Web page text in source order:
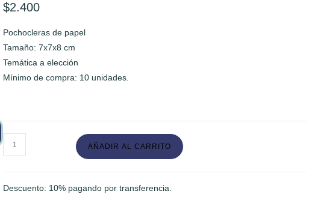
$2.400
Pochocleras de papel
Tamaño: 7x7x8 cm
Temática a elección
Mínimo de compra: 10 unidades.
POCHOCLERAS
cantidad
AÑADIR AL CARRITO
Descuento: 10% pagando por transferencia.